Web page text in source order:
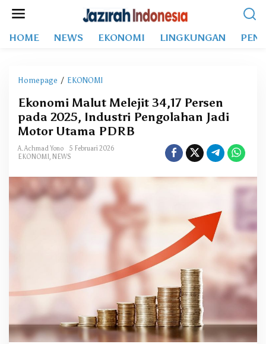
HOME NEWS EKONOMI LINGKUNGAN
Homepage / EKONOMI
o
n
o
i
a
u
M
i
3
4
,
1
Ekonomi Malut Melejit 34,17 Persen
pada 2025, Industri Pengolahan Jadi
Motor Utama PDRB
A. Achmad Yono
5 Februari 2026
EKONOMI , NEWS